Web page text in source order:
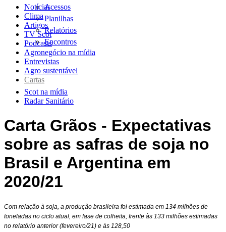
Acessos
Planilhas
Relatórios
Encontros
Notícias
Clima
Artigos
TV Scot
Podcasts
Agronegócio na mídia
Entrevistas
Agro sustentável
Cartas
Scot na mídia
Radar Sanitário
Carta Grãos - Expectativas
sobre as safras de soja no
Brasil e Argentina em
2020/21
Com relação à soja, a produção brasileira foi estimada em 134 milhões de
toneladas no ciclo atual, em fase de colheita, frente às 133 milhões estimadas
no relatório anterior (fevereiro/21) e às 128,50